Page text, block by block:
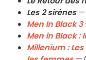
Les 2 sirènes—
Men In Black 3
Men in Black :
Millenium :